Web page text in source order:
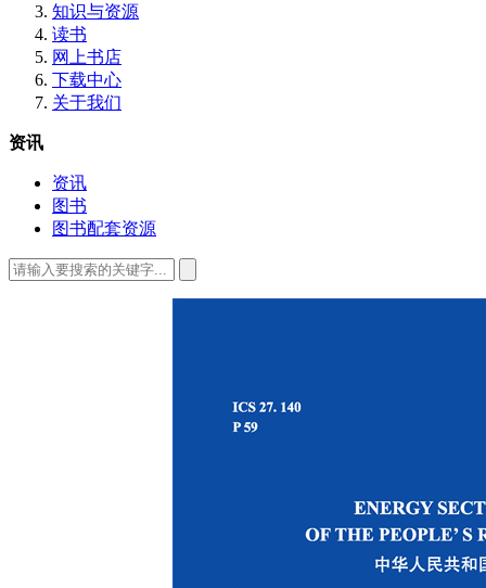
知识与资源
读书
网上书店
下载中心
关于我们
资讯
资讯
图书
图书配套资源